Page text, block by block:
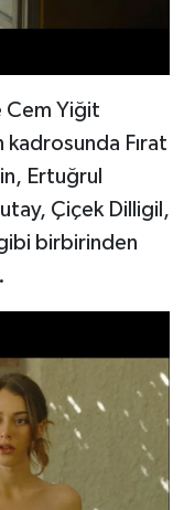
Cem Yiğit
kadrosunda Fırat
Ertuğrul
Çiçek Dilligil,
birbirinden